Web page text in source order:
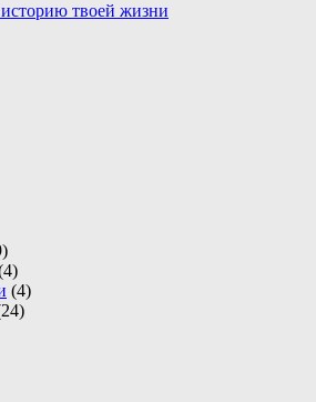
твоей жизни
(4)